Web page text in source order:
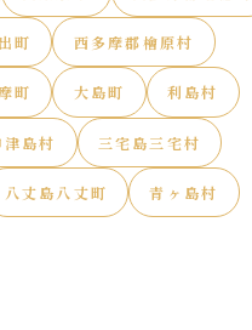
町 西多摩郡檜原村
町 大島町 利島村
津島村 三宅島三宅村
八丈島八丈町 青ヶ島村